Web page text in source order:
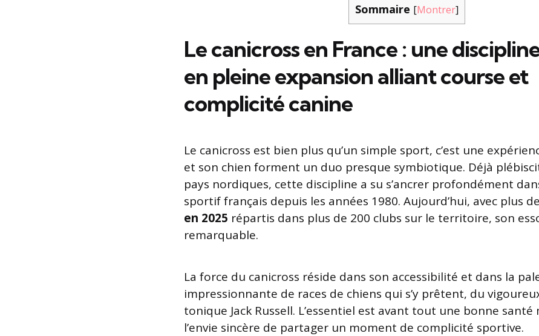
Sommaire [Montrer]
Le canicross en France : une
en pleine expansion alliant course et
complicité canine
Le canicross est bien plus qu’un simple sport, c’est une
et son chien forment un duo presque symbiotique. Déjà
pays nordiques, cette discipline a su s’ancrer profondément
sportif français depuis les années 1980. Aujourd’hui, avec plus de
en 2025 répartis dans plus de 200 clubs sur le territoire, son
remarquable.
La force du canicross réside dans son accessibilité et dans la
impressionnante de races de chiens qui s’y prêtent, du
tonique Jack Russell. L’essentiel est avant tout une bonne
l’envie sincère de partager un moment de complicité sportive.